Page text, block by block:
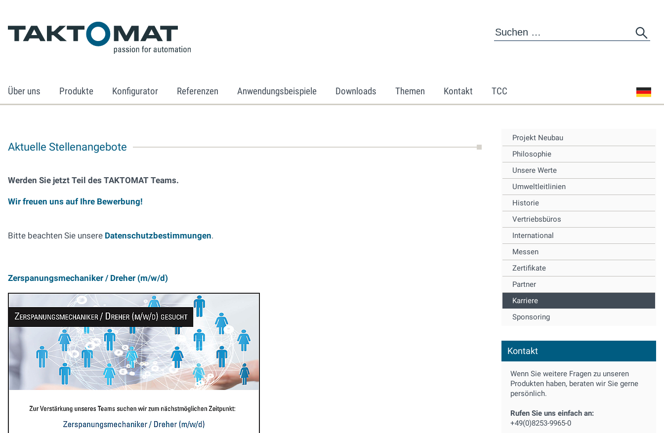
Über uns Produkte Konfigurator Referenzen Anwendungsbeispiele Downloads Themen Kontakt TCC
Aktuelle Stellenangebote
Werden Sie jetzt Teil des TAKTOMAT Teams.
Wir freuen uns auf Ihre Bewerbung!
Bitte beachten Sie unsere Datenschutzbestimmungen.
Zerspanungsmechaniker / Dreher (m/w/d)
Projekt Neubau
Philosophie
Unsere Werte
Umweltleitlinien
Historie
Vertriebsbüros
International
Messen
Zertifikate
Partner
Karriere
Sponsoring
Kontakt
Wenn Sie weitere Fragen zu unseren
Produkten haben, beraten wir Sie gerne
persönlich.
Rufen Sie uns einfach an:
+49(0)8253-9965-0